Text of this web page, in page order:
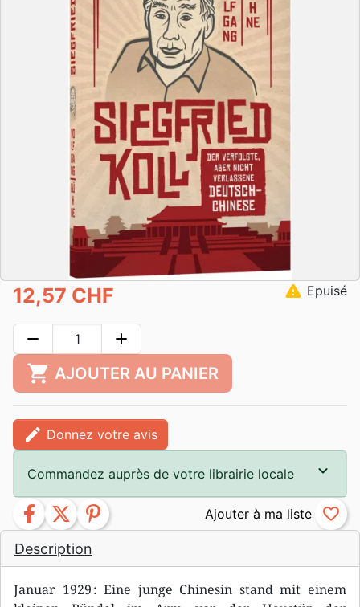
Description
Januar 1929 : Eine junge Chinesin stand mit einem
12,57 CHF warning Epuisé
remove add
shopping_cart AJOUTER AU PANIER
edit Donnez votre avis
Commandez auprès de votre librairie locale
facebook twitter pinterest favorite_border